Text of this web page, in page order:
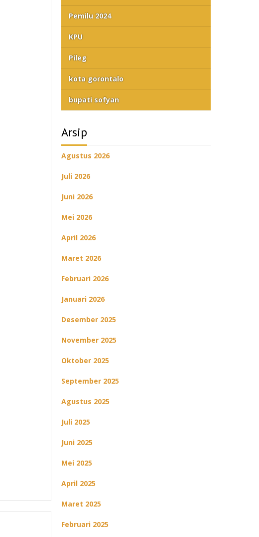
Pemilu 2024
KPU
Pileg
kota gorontalo
bupati sofyan
Arsip
Agustus 2026
Juli 2026
Juni 2026
Mei 2026
April 2026
Maret 2026
Februari 2026
Januari 2026
Desember 2025
November 2025
Oktober 2025
September 2025
Agustus 2025
Juli 2025
Juni 2025
Mei 2025
April 2025
Maret 2025
Februari 2025